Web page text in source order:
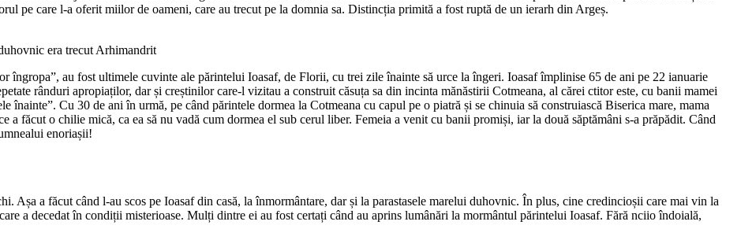
pe care l-a oferit miilor de oameni, care au trecut pe la domnia sa. Distincția primită a fost ruptă de un ierarh din Argeș.
era trecut Arhimandrit
îngropa”, au fost ultimele cuvinte ale părintelui Ioasaf, de Florii, cu trei zile înainte să urce la îngeri. Ioasaf împlinise 65 de ani pe 22 ianuarie
rânduri apropiaților, dar și creștinilor care-l vizitau a construit căsuța sa din incinta mănăstirii Cotmeana, al cărei ctitor este, cu banii mamei
înainte”. Cu 30 de ani în urmă, pe când părintele dormea la Cotmeana cu capul pe o piatră și se chinuia să construiască Biserica mare, mama
făcut o chilie mică, ca ea să nu vadă cum dormea el sub cerul liber. Femeia a venit cu banii promiși, iar la două săptămâni s-a prăpădit. Când
enoriașii!
Așa a făcut când l-au scos pe Ioasaf din casă, la înmormântare, dar și la parastasele marelui duhovnic. În plus, cine credincioșii care mai vin la
a decedat în condiții misterioase. Mulți dintre ei au fost certați când au aprins lumânări la mormântul părintelui Ioasaf. Fără nciio îndoială,